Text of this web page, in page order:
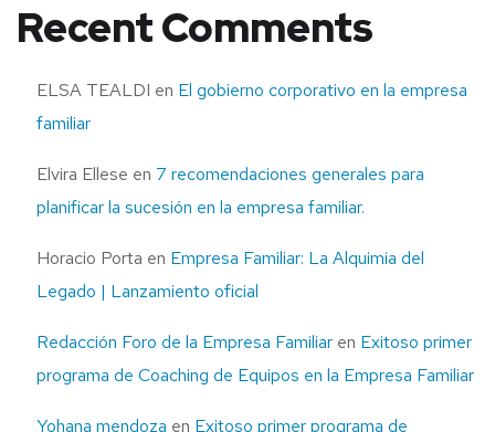
Recent Comments
ELSA TEALDI en El gobierno corporativo en la empresa
familiar
Elvira Ellese en 7 recomendaciones generales para
planificar la sucesión en la empresa familiar.
Horacio Porta en Empresa Familiar: La Alquimia del
Legado | Lanzamiento oficial
Redacción Foro de la Empresa Familiar en Exitoso primer
programa de Coaching de Equipos en la Empresa Familiar
Yohana mendoza en Exitoso primer programa de